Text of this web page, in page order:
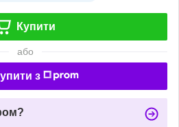
Купити
або
з